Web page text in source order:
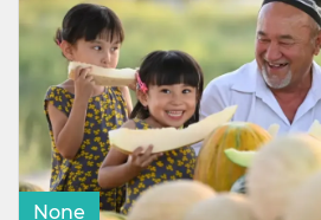
None